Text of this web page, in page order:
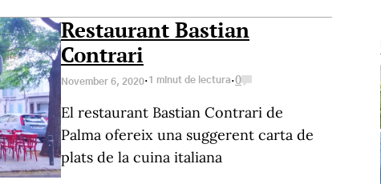
Restaurant Bastian
Contrari
November 6, 2020·1 minut de lectura·0
El restaurant Bastian Contrari de
Palma ofereix una suggerent carta de
plats de la cuina italiana